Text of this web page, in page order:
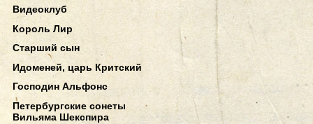
Видеоклуб
Король Лир
Старший сын
Идоменей, царь Критский
Господин Альфонс
Петербургские сонеты
Вильяма Шекспира